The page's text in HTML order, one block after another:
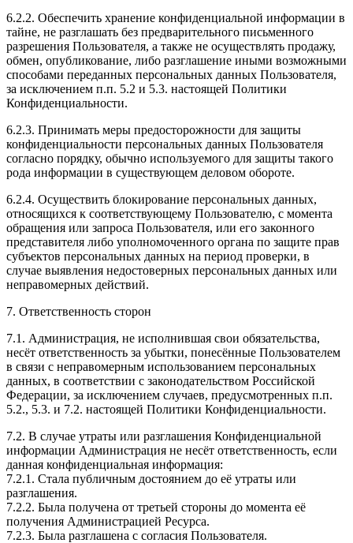
6.2.2. Обеспечить хранение конфиденциальной информации в
тайне, не разглашать без предварительного письменного
разрешения Пользователя, а также не осуществлять продажу,
обмен, опубликование, либо разглашение иными возможными
способами переданных персональных данных Пользователя,
за исключением п.п. 5.2 и 5.3. настоящей Политики
Конфиденциальности.
6.2.3. Принимать меры предосторожности для защиты
конфиденциальности персональных данных Пользователя
согласно порядку, обычно используемого для защиты такого
рода информации в существующем деловом обороте.
6.2.4. Осуществить блокирование персональных данных,
относящихся к соответствующему Пользователю, с момента
обращения или запроса Пользователя, или его законного
представителя либо уполномоченного органа по защите прав
субъектов персональных данных на период проверки, в
случае выявления недостоверных персональных данных или
неправомерных действий.
7. Ответственность сторон
7.1. Администрация, не исполнившая свои обязательства,
несёт ответственность за убытки, понесённые Пользователем
в связи с неправомерным использованием персональных
данных, в соответствии с законодательством Российской
Федерации, за исключением случаев, предусмотренных п.п.
5.2., 5.3. и 7.2. настоящей Политики Конфиденциальности.
7.2. В случае утраты или разглашения Конфиденциальной
информации Администрация не несёт ответственность, если
данная конфиденциальная информация:
7.2.1. Стала публичным достоянием до её утраты или
разглашения.
7.2.2. Была получена от третьей стороны до момента её
получения Администрацией Ресурса.
7.2.3. Была разглашена с согласия Пользователя.